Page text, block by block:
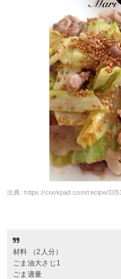
出典:https://cookpad.com/recipe/
材料 （2人分）
ごま油大さじ1
ごま適量